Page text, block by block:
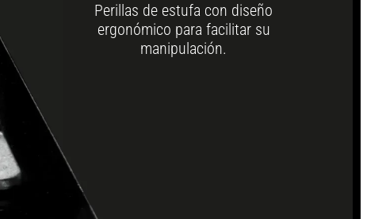
Perillas de estufa con diseño
ergonómico para facilitar su
manipulación.